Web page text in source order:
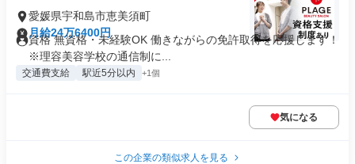
愛媛県宇和島市恵美須町
月給24万6400円
資格 無資格・未経験OK 働きながらの免許取得を応援します！
※理容美容学校の通信制に...
交通費支給 駅近5分以内 +1個
気になる
この企業の類似求人を見る